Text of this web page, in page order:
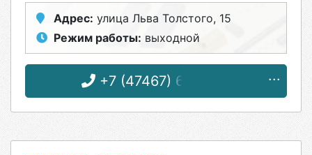
Адрес: улица Льва Толстого, 15
Режим работы: выходной
+7 (47467) 6-08-32